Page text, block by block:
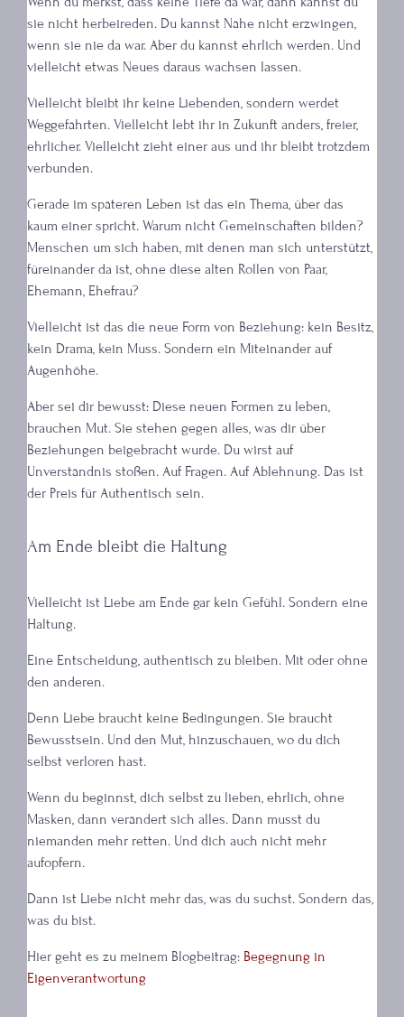
sie nicht herbeireden. Du kannst Nähe nicht erzwingen,
wenn sie nie da war. Aber du kannst ehrlich werden. Und
vielleicht etwas Neues daraus wachsen lassen.
Vielleicht bleibt ihr keine Liebenden, sondern werdet
Weggefährten. Vielleicht lebt ihr in Zukunft anders, freier,
ehrlicher. Vielleicht zieht einer aus und ihr bleibt trotzdem
verbunden.
Gerade im späteren Leben ist das ein Thema, über das
kaum einer spricht. Warum nicht Gemeinschaften bilden?
Menschen um sich haben, mit denen man sich unterstützt,
füreinander da ist, ohne diese alten Rollen von Paar,
Ehemann, Ehefrau?
Vielleicht ist das die neue Form von Beziehung: kein Besitz,
kein Drama, kein Muss. Sondern ein Miteinander auf
Augenhöhe.
Aber sei dir bewusst: Diese neuen Formen zu leben,
brauchen Mut. Sie stehen gegen alles, was dir über
Beziehungen beigebracht wurde. Du wirst auf
Unverständnis stoßen. Auf Fragen. Auf Ablehnung. Das ist
der Preis für Authentisch sein.
Am Ende bleibt die Haltung
Vielleicht ist Liebe am Ende gar kein Gefühl. Sondern eine
Haltung.
Eine Entscheidung, authentisch zu bleiben. Mit oder ohne
den anderen.
Denn Liebe braucht keine Bedingungen. Sie braucht
Bewusstsein. Und den Mut, hinzuschauen, wo du dich
selbst verloren hast.
Wenn du beginnst, dich selbst zu lieben, ehrlich, ohne
Masken, dann verändert sich alles. Dann musst du
niemanden mehr retten. Und dich auch nicht mehr
aufopfern.
Dann ist Liebe nicht mehr das, was du suchst. Sondern das,
was du bist.
Hier geht es zu meinem Blogbeitrag: Begegnung in
Eigenverantwortung